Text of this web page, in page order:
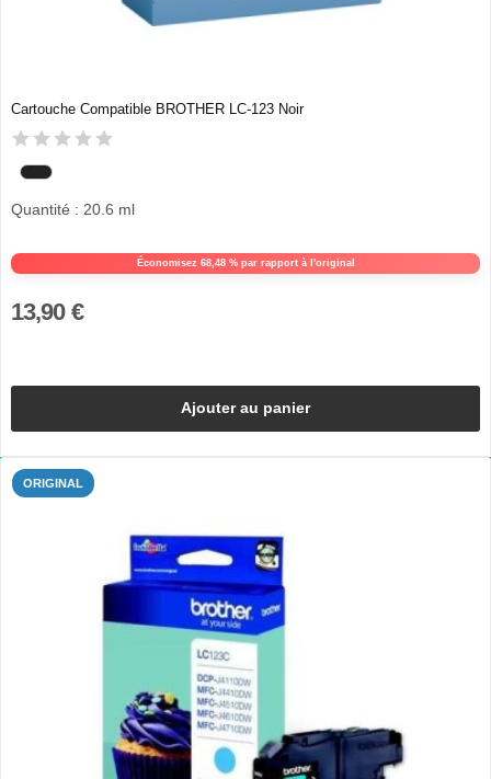
Cartouche Compatible BROTHER LC-123 Noir
Économisez 68,48 % par rapport à l'original
Quantité : 20.6 ml
13,90 €
Ajouter au panier
ORIGINAL